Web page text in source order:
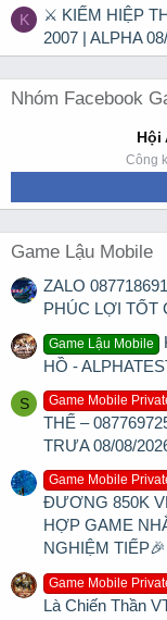
K
⚔ KIẾM HIỆP
2007 | ALPHA
Nhóm Facebook
Hội
Công
Game Lậu Mobile
ZALO
PHÚC LỢI TỐT
Game Lậu Mobile
HỒ -
S Game Mobile
THẾ –
TRƯA 08/08/
Game Mobile
ĐƯƠNG 850K
HỢP GAME
NGHIỆM TIẾP🎉
Game Mobile
Là Chiến Thần